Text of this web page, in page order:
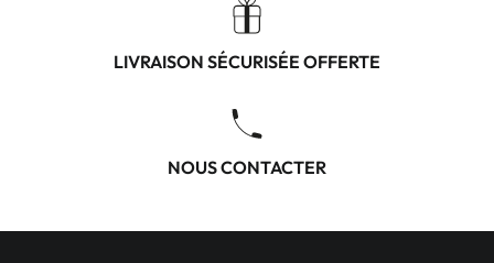
LIVRAISON SÉCURISÉE OFFERTE
NOUS CONTACTER